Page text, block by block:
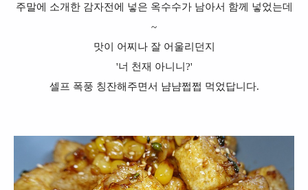
주말에 소개한 감자전에 넣은 옥수수가 남아서 함께 넣었는데
~
맛이 어찌나 잘 어울리던지
'너 천재 아니니?'
셀프 폭풍 칭잔해주면서 냠냠쩝쩝 먹었답니다.